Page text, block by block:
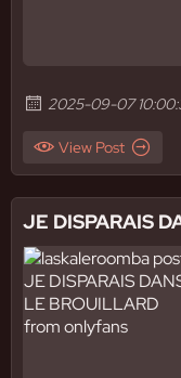
2025-09-07
View Post
JE DISPARAIS